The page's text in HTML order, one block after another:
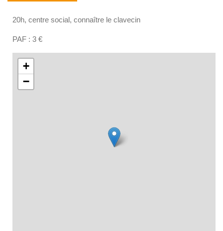
20h, centre social, connaître le clavecin
PAF : 3 €
+
−